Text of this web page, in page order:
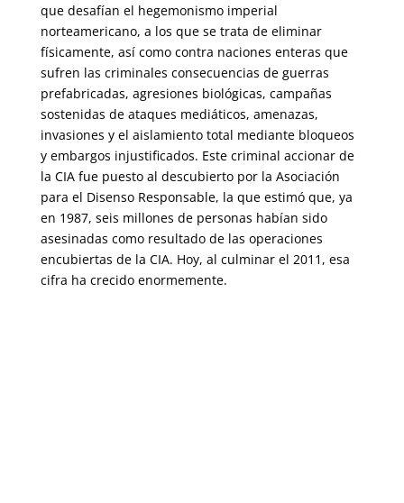
que desafían el hegemonismo imperial
norteamericano, a los que se trata de eliminar
físicamente, así como contra naciones enteras que
sufren las criminales consecuencias de guerras
prefabricadas, agresiones biológicas, campañas
sostenidas de ataques mediáticos, amenazas,
invasiones y el aislamiento total mediante bloqueos
y embargos injustificados. Este criminal accionar de
la CIA fue puesto al descubierto por la Asociación
para el Disenso Responsable, la que estimó que, ya
en 1987, seis millones de personas habían sido
asesinadas como resultado de las operaciones
encubiertas de la CIA. Hoy, al culminar el 2011, esa
cifra ha crecido enormemente.